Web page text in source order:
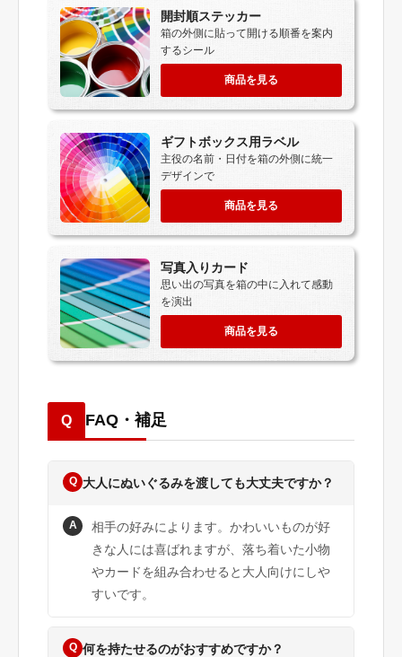
開封順ステッカー
箱の外側に貼って開ける順番を案内
するシール
商品を見る
ギフトボックス用ラベル
主役の名前・日付を箱の外側に統一
デザインで
商品を見る
写真入りカード
思い出の写真を箱の中に入れて感動
を演出
商品を見る
Q FAQ・補足
Q 大人にぬいぐるみを渡しても大丈夫ですか？
A
相手の好みによります。かわいいものが好
きな人には喜ばれますが、落ち着いた小物
やカードを組み合わせると大人向けにしや
すいです。
Q 何を持たせるのがおすすめですか？